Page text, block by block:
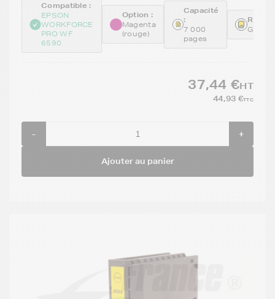
Compatible :
EPSON
WORKFORCE
PRO WF
6590
Option :
Magenta
(rouge)
Capacité
:
7 000
pages
37,44 €HT
44,93 €TTC
- +
Ajouter au panier